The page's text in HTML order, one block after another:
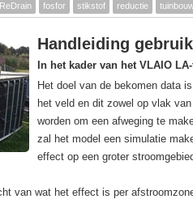
fosfor stikstof reductie
Handleiding
In het kader van het VLAIO
Het doel van de bekomen data
het veld en dit zowel op vlak van
worden om een afweging te
zal het model een simulatie
effect op een groter
van wat het effect is per